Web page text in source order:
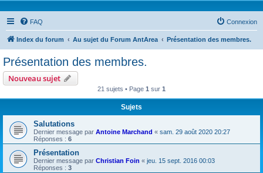
FAQ Connexion
Index du forum Au sujet du Forum AntArea Présentation des membres.
Présentation des membres.
Nouveau sujet
21 sujets • Page 1 sur 1
Sujets
Salutations
Dernier message par Antoine Marchand « sam. 29 août 2020 20:27
Réponses : 6
Présentation
Dernier message par Christian Foin « jeu. 15 sept. 2016 00:03
Réponses : 3